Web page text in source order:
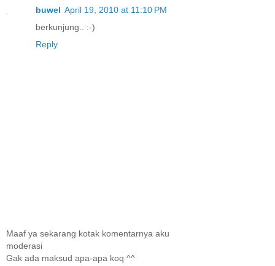
buwel April 19, 2010 at 11:10 PM
berkunjung.. :-)
Reply
Maaf ya sekarang kotak komentarnya aku
moderasi
Gak ada maksud apa-apa koq ^^